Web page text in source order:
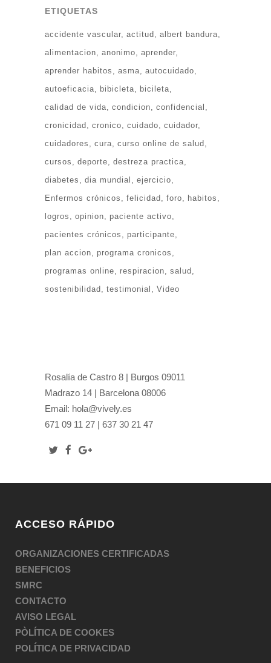
ETIQUETAS
accidente vascular actitud
albert bandura
alimentacion
anonimo
aprender
aprender habitos
asma autocuidado
autoeficacia
bibicleta
bicileta
calidad de vida condicion
confidencial
cronicidad
cronico cuidado
cuidador
cuidadores
cura curso online de salud
cursos
deporte
destreza practica
diabetes
dia mundial
ejercicio
Enfermos crónicos
felicidad foro
habitos
logros
opinion
paciente activo
pacientes crónicos
participante
plan accion
programa cronicos
programas online
respiracion
salud
sostenibilidad
testimonial Video
Rosalía de Castro 8 | Burgos 09011
Madrazo 14 | Barcelona 08006
Email: hola@vively.es
671 09 11 27 | 637 30 21 47
ACCESO RÁPIDO
ORGANIZACIONES CERTIFICADAS
BENEFICIOS
SMRC
CONTACTO
AVISO LEGAL
PÒLÍTICA DE COOKES
POLÍTICA DE PRIVACIDAD